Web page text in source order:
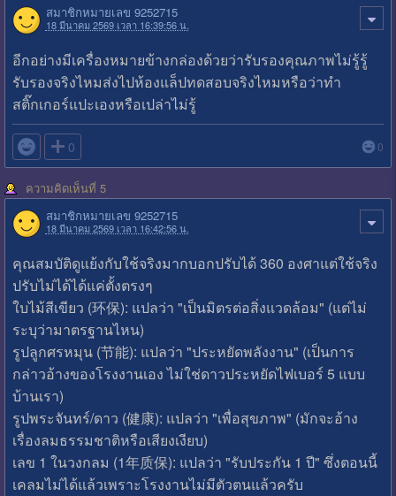
สมาชิกหมายเลข 9252715
18 มีนาคม 2569 เวลา 16:39:56 น.
อีกอย่างมีเครื่องหมายข้างกล่องด้วยว่ารับรองคุณภาพไม่รู้รู้
รับรองจริงไหมส่งไปห้องแล็ปทดสอบจริงไหมหรือว่าทำ
สติ๊กเกอร์แปะเองหรือเปล่าไม่รู้
 0 0
ความคิดเห็นที่ 5
สมาชิกหมายเลข 9252715
18 มีนาคม 2569 เวลา 16:42:56 น.
คุณสมบัติดูแย้งกับใช้จริงมากบอกปรับได้ 360 องศาแต่ใช้จริง
ปรับไม่ได้ได้แค่ตั้งตรงๆ
ใบไม้สีเขียว (环保): แปลว่า "เป็นมิตรต่อสิ่งแวดล้อม" (แต่ไม่
ระบุว่ามาตรฐานไหน)
รูปลูกศรหมุน (节能): แปลว่า "ประหยัดพลังงาน" (เป็นการ
กล่าวอ้างของโรงงานเอง ไม่ใช่ดาวประหยัดไฟเบอร์ 5 แบบ
บ้านเรา)
รูปพระจันทร์/ดาว (健康): แปลว่า "เพื่อสุขภาพ" (มักจะอ้าง
เรื่องลมธรรมชาติหรือเสียงเงียบ)
เลข 1 ในวงกลม (1年质保): แปลว่า "รับประกัน 1 ปี" ซึ่งตอนนี้
เคลมไม่ได้แล้วเพราะโรงงานไม่มีตัวตนแล้วครับ